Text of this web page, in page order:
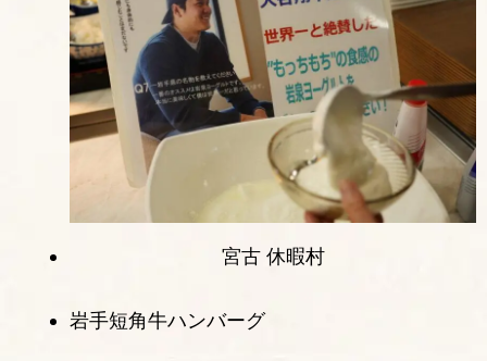
宮古 休暇村
岩手短角牛ハンバーグ